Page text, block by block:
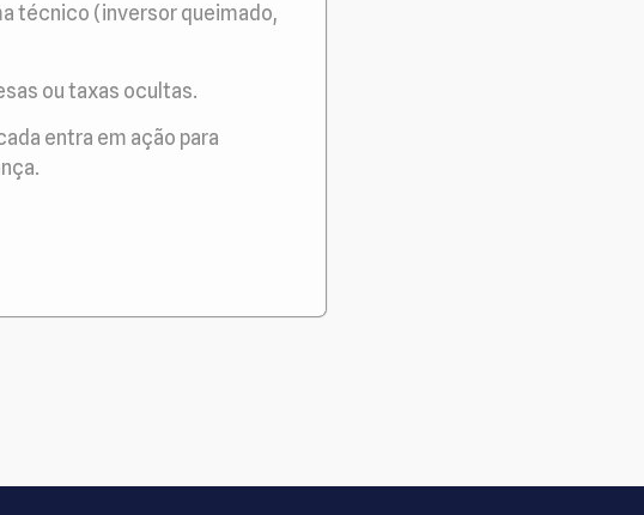
técnico (inversor queimado,
ou taxas ocultas.
entra em ação para